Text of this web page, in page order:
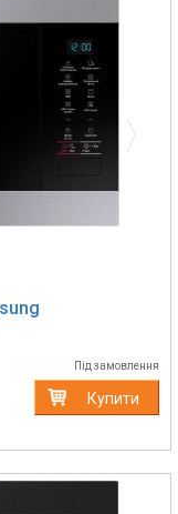
Під замовлення
Купити